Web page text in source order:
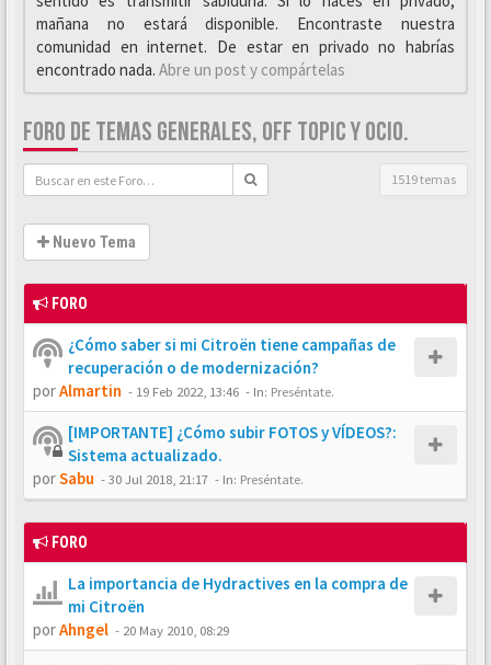
mañana no estará disponible. Encontraste nuestra
comunidad en internet. De estar en privado no habrías
encontrado nada. Abre un post y compártelas
FORO DE TEMAS GENERALES, OFF TOPIC Y OCIO.
1519 temas
Nuevo Tema
FORO
¿Cómo saber si mi Citroën tiene campañas de
recuperación o de modernización?
porAlmartin - 19 Feb 2022, 13:46 - In: Preséntate.
[IMPORTANTE] ¿Cómo subir FOTOS y VÍDEOS?:
Sistema actualizado.
porSabu -30 Jul 2018, 21:17 - In: Preséntate.
FORO
La importancia de Hydractives en la compra de
mi Citroën
porAhngel - 20 May 2010, 08:29